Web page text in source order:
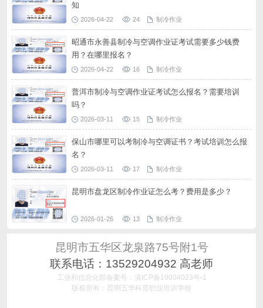
知
2026-04-22 24 制冷作业
昭通市永善县制冷与空调作业证考试需要多少钱费
用？在哪里报名？
2026-04-22 16 制冷作业
普洱市制冷与空调作业证考试怎么报名？需要培训
吗？
2026-03-11 15 制冷作业
保山市哪里可以考制冷与空调证书？考试培训怎么报
名？
2026-03-11 17 制冷作业
昆明市盘龙区制冷作业证怎么考？费用是多少？
2026-01-26 13 制冷作业
昆明市五华区龙泉路75号附1号
联系电话：13529204932 高老师
工业和信息化部备案号：滇ICP备19004023号-1
版权所有：昆明五华科普职业培训学校